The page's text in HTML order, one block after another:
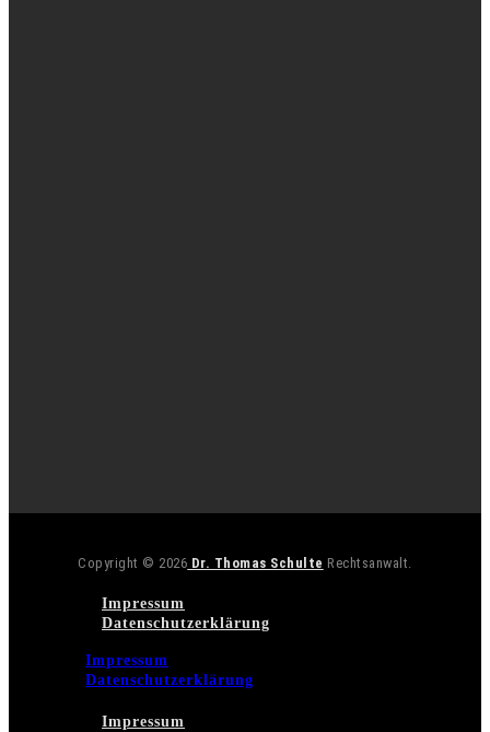
Copyright © 2026 Dr. Thomas Schulte Rechtsanwalt.
Impressum
Datenschutzerklärung
Impressum
Datenschutzerklärung
Impressum